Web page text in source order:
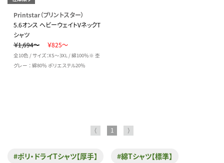
Printstar（プリントスター）
5.6オンス ヘビーウェイトVネックT
シャツ
￥1,694～
￥825～
全10色 / サイズ：XS～3XL / 綿100％※ 杢
グレー ： 綿80％ ポリエステル20％
⟨ 1 ⟩
#ポリ・ドライTシャツ【厚手】 #綿Tシャツ【標準】